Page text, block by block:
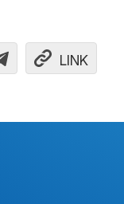
LINK